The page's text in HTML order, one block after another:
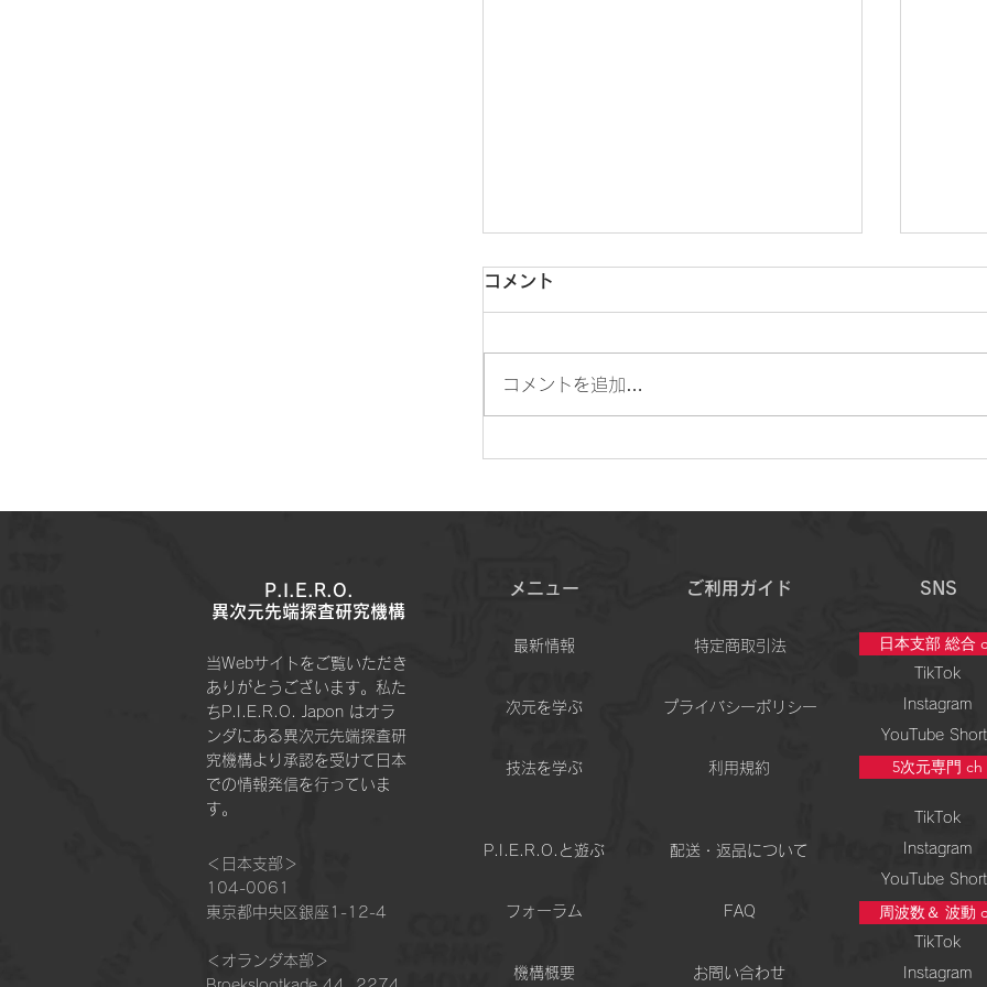
コメント
コメントを追加…
P.I.E.R.O.
​異次元先端探査研究機構
当Webサイトをご覧いただき
ありがとうございます。私た
ちP.I.E.R.O. Japon はオラ
ンダにある異次元先端探査研
究機構より承認を受けて日本
での情報発信を行っていま
す。
＜日本支部＞
104-0061
東京都中央区銀座1-12-4
＜オランダ本部＞​
メニュー ご利用ガイド SNS
日本支部 総合
特定商取引法
最新情報
TikTok
次元を学ぶ プライバシーポリシー
Instagram
YouTube
技法を学ぶ 利用規約 5次元専門 ch
TikTok
P.I.E.R.O.と遊ぶ 配送・返品について Instagram
YouTube
フォーラム FAQ 周波数＆ 波動
TikTok
機構概要
お問い合わせ Instagram